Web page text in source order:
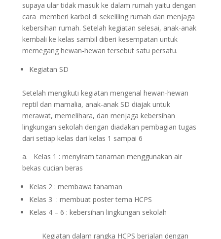
supaya ular tidak masuk ke dalam rumah yaitu dengan
cara memberi karbol di sekeliling rumah dan menjaga
kebersihan rumah. Setelah kegiatan selesai, anak-anak
kembali ke kelas sambil diberi kesempatan untuk
memegang hewan-hewan tersebut satu persatu.
Kegiatan SD
Setelah mengikuti kegiatan mengenal hewan-hewan
reptil dan mamalia, anak-anak SD diajak untuk
merawat, memelihara, dan menjaga kebersihan
lingkungan sekolah dengan diadakan pembagian tugas
dari setiap kelas dari kelas 1 sampai 6
a. Kelas 1 : menyiram tanaman menggunakan air
bekas cucian beras
Kelas 2 : membawa tanaman
Kelas 3 : membuat poster tema HCPS
Kelas 4 – 6 : kebersihan lingkungan sekolah
Kegiatan dalam rangka HCPS berjalan dengan